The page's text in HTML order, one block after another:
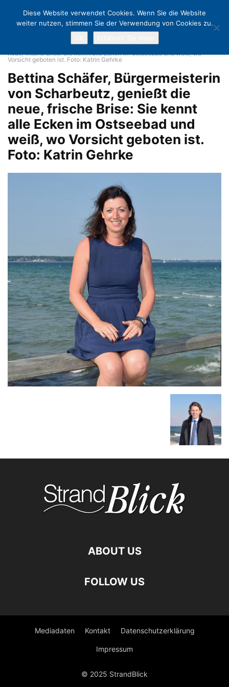
neue, frische Brise: Sie kennt alle Ecken im Ostseebad und weiß, wo
Vorsicht geboten ist. Foto: Katrin Gehrke
Bettina Schäfer, Bürgermeisterin
von Scharbeutz, genießt die
neue, frische Brise: Sie kennt
alle Ecken im Ostseebad und
weiß, wo Vorsicht geboten ist.
Foto: Katrin Gehrke
ABOUT US
FOLLOW US
Mediadaten Kontakt Datenschutzerklärung
Impressum
© 2025 StrandBlick
Diese Website verwendet Cookies. Wenn Sie die Website
weiter nutzen, stimmen Sie der Verwendung von Cookies zu.